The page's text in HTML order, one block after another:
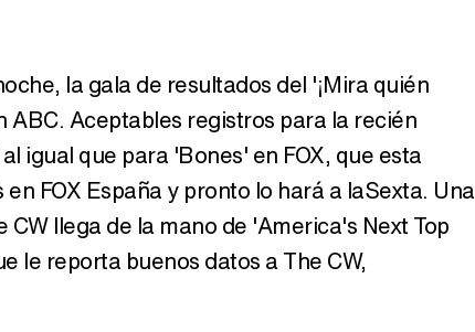
la gala de resultados del '¡Mira quién
ABC. Aceptables registros para la recién
igual que para 'Bones' en FOX, que esta
FOX España y pronto lo hará a laSexta. Una
CW llega de la mano de 'America's Next Top
le reporta buenos datos a The CW,